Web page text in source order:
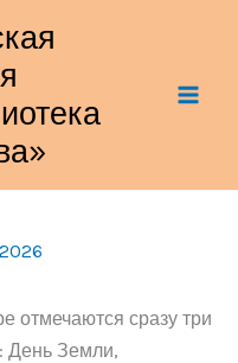
отмечаются сразу три
День Земли,